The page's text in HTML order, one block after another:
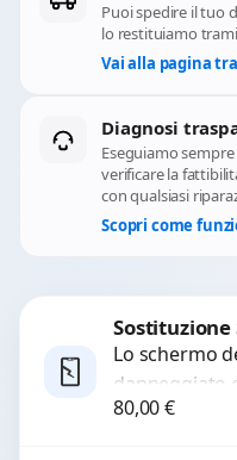
Puoi spedire il tuo
lo restituiamo
Vai alla pagina
Diagnosi
Eseguiamo
verificare la
con qualsiasi
Scopri come
Sostituzione
Lo schermo
danneggiato
macchie,
80,00€